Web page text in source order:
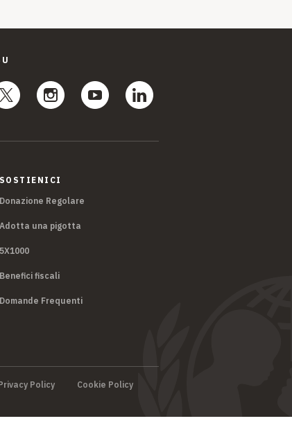
SOSTIENICI
Donazione Regolare
Adotta una pigotta
5X1000
Benefici fiscali
Domande Frequenti
Policy
Cookie Policy